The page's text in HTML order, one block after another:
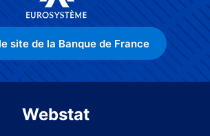
site de la Banque de France
Webstat